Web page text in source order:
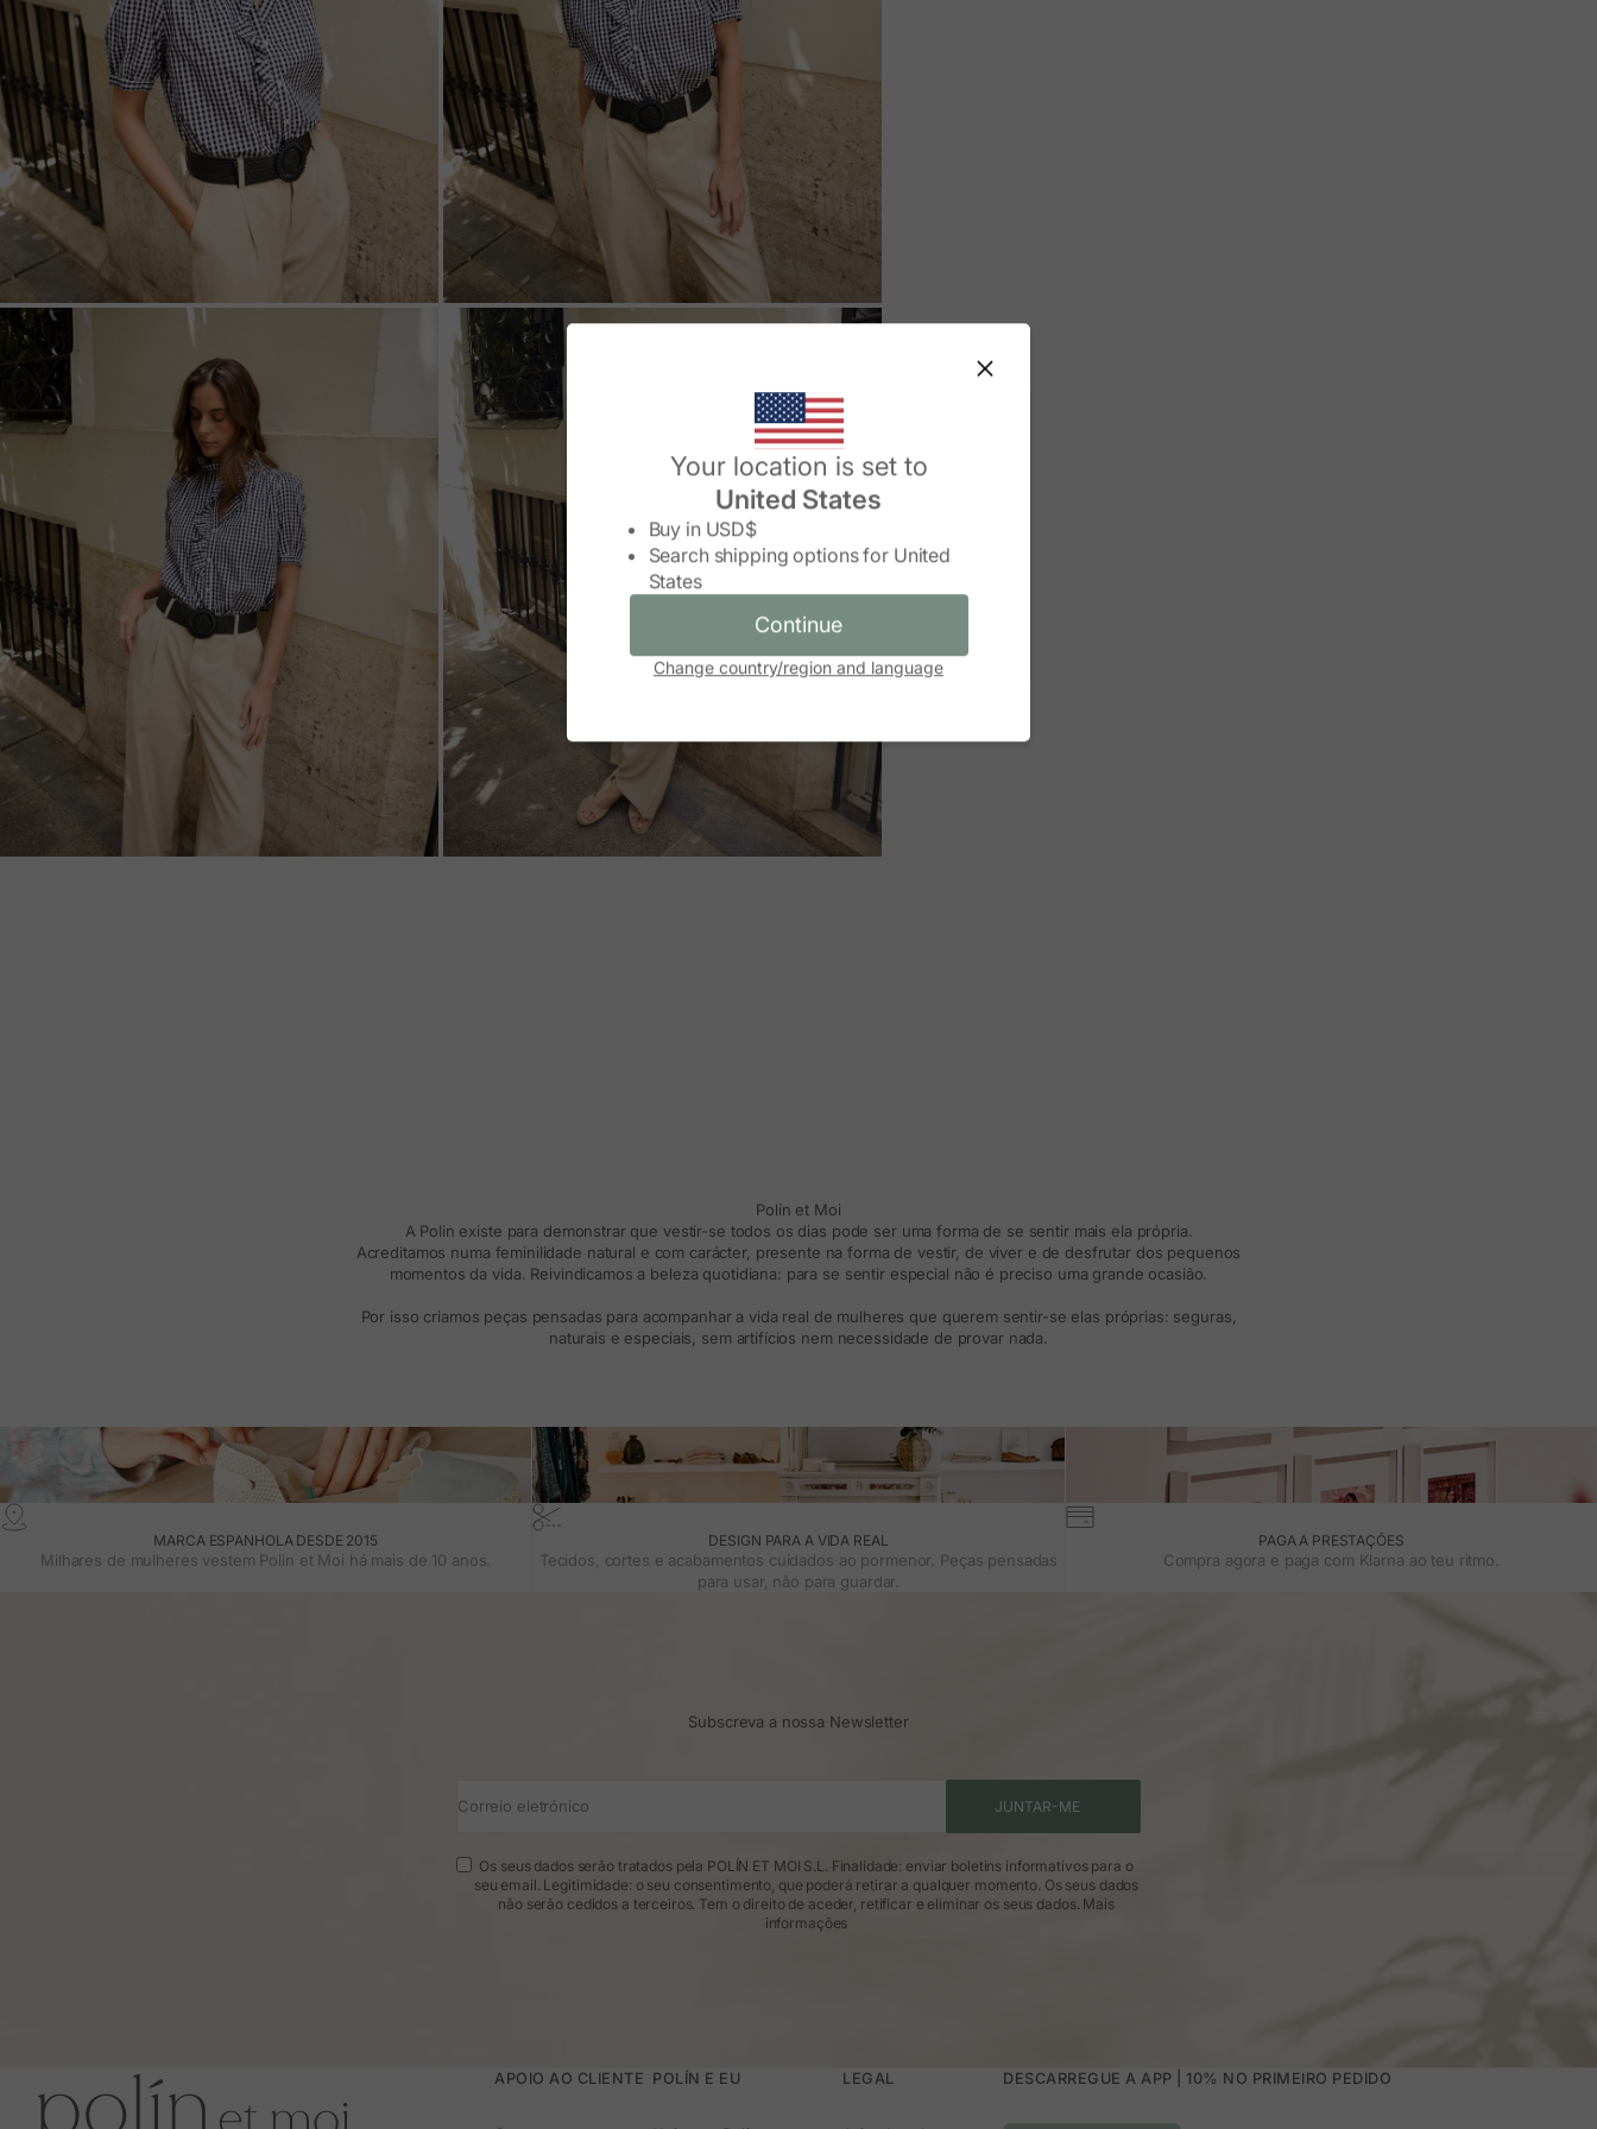
Your location is set to
United States
Buy in USD$
Search shipping options for United
States
Continue
Change country/region and language
Change country/region
Continue
ZOOM
Polín et Moi
A Polin existe para demonstrar que vestir-se todos os dias pode ser uma forma de se sentir mais ela própria.
Acreditamos numa feminilidade natural e com carácter, presente na forma de vestir, de viver e de desfrutar dos pequenos
momentos da vida. Reivindicamos a beleza quotidiana: para se sentir especial não é preciso uma grande ocasião.
Por isso criamos peças pensadas para acompanhar a vida real de mulheres que querem sentir-se elas próprias: seguras,
naturais e especiais, sem artifícios nem necessidade de provar nada.
MARCA ESPANHOLA DESDE 2015
Milhares de mulheres vestem Polin et Moi há mais de 10 anos.
DESIGN PARA A VIDA REAL
Tecidos, cortes e acabamentos cuidados ao pormenor. Peças pensadas
para usar, não para guardar.
PAGA A PRESTAÇÕES
Compra agora e paga com Klarna ao teu ritmo.
Subscreva a nossa Newsletter
Correio eletrónico JUNTAR-ME
Os seus dados serão tratados pela POLÍN ET MOI S.L. Finalidade: enviar boletins informativos para o
seu email. Legitimidade: o seu consentimento, que poderá retirar a qualquer momento. Os seus dados
não serão cedidos a terceiros. Tem o direito de aceder, retificar e eliminar os seus dados. Mais
informações
APOIO AO CLIENTE POLÍN E EU LEGAL DESCARREGUE A APP | 10% NO PRIMEIRO PEDIDO